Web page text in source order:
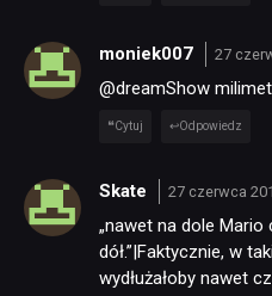
JUŻ
moniek007 27
@dreamShow
Cytuj Odpowiedz
Skate 27 czerwca
„nawet na dole
dół.”|Faktycznie, w
wydłużałoby nawet